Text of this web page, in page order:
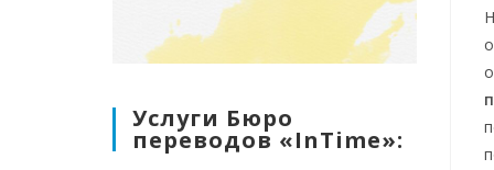
Услуги Бюро
переводов «InTime»: